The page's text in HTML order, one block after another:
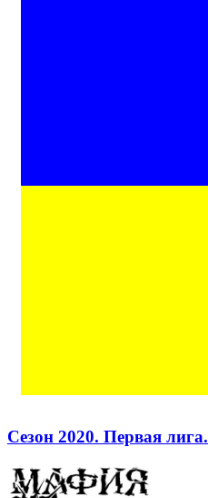
Сезон 2020. Первая лига.